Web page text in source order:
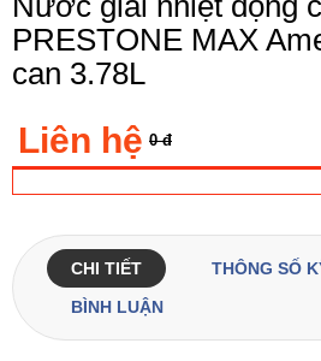
PRESTONE MAX
can 3.78L
Liên hệ 0 đ
CHI TIẾT
THÔNG SỐ
BÌNH LUẬN